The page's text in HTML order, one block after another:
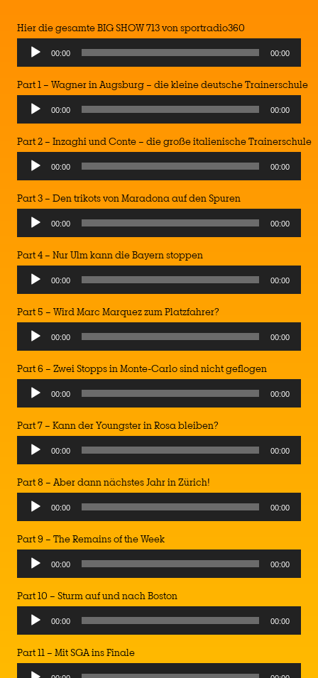
Hier die gesamte BIG SHOW 713 von sportradio360
Audio
Player
00:00 00:00
Part 1 – Wagner in Augsburg – die kleine deutsche Trainerschule
Audio
Player
00:00 00:00
Part 2 – Inzaghi und Conte – die große italienische Trainerschule
Audio
Player
00:00 00:00
Part 3 – Den trikots von Maradona auf den Spuren
Audio
Player
00:00 00:00
Part 4 – Nur Ulm kann die Bayern stoppen
Audio
Player
00:00 00:00
Part 5 – Wird Marc Marquez zum Platzfahrer?
Audio
Player
00:00 00:00
Part 6 – Zwei Stopps in Monte-Carlo sind nicht geflogen
Audio
Player
00:00 00:00
Part 7 – Kann der Youngster in Rosa bleiben?
Audio
Player
00:00 00:00
Part 8 – Aber dann nächstes Jahr in Zürich!
Audio
Player
00:00 00:00
Part 9 – The Remains of the Week
Audio
Player
00:00 00:00
Part 10 – Sturm auf und nach Boston
Audio
Player
00:00 00:00
Part 11 – Mit SGA ins Finale